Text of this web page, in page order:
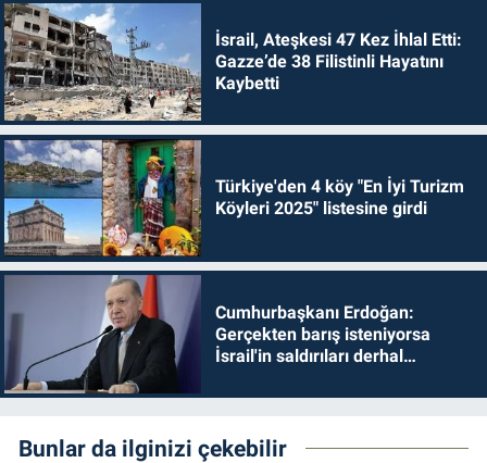
İsrail, Ateşkesi 47 Kez İhlal Etti:
Gazze’de 38 Filistinli Hayatını
Kaybetti
Türkiye'den 4 köy "En İyi Turizm
Köyleri 2025" listesine girdi
Cumhurbaşkanı Erdoğan:
Gerçekten barış isteniyorsa
İsrail'in saldırıları derhal
Bunlar da ilginizi çekebilir